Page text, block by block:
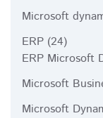
Microsoft
ERP (24)
ERP Microsoft
Microsoft
Microsoft